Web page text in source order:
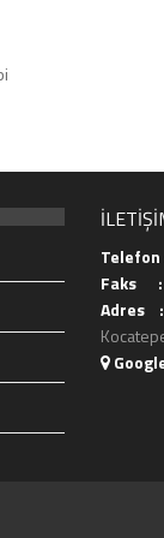
Telefon
Faks :
Adres :